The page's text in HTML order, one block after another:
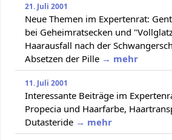
21. Juli 2001
Neue Themen im Expertenrat:
bei Geheimratsecken und
Haarausfall nach der
Absetzen der Pille → mehr
11. Juli 2001
Interessante Beiträge im
Propecia und Haarfarbe,
Dutasteride → mehr